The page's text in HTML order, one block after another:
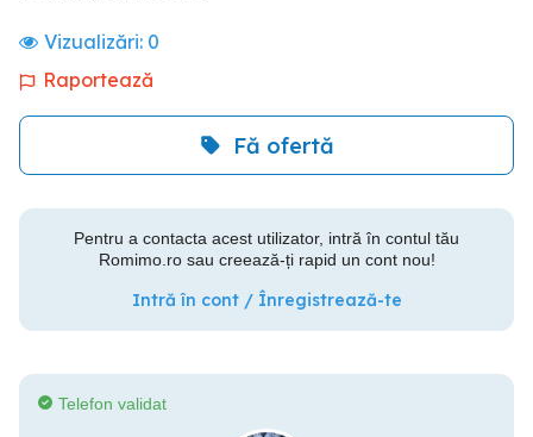
Vizualizări: 0
Raportează
Fă ofertă
Pentru a contacta acest utilizator, intră în contul tău
Romimo.ro sau creează-ți rapid un cont nou!
Intră în cont / Înregistrează-te
Telefon validat